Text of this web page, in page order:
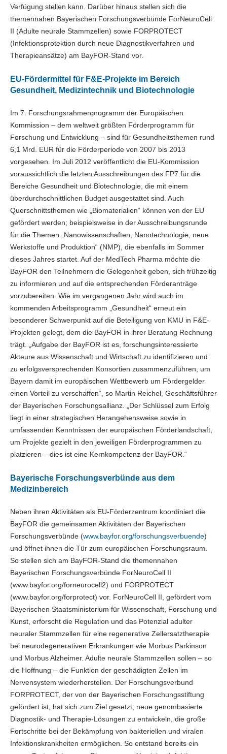
Verfügung stellen kann. Darüber hinaus stellen sich die
themennahen Bayerischen Forschungsverbünde ForNeuroCell
II (Adulte neurale Stammzellen) sowie FORPROTECT
(Infektionsprotektion durch neue Diagnostikverfahren und
Therapieansätze) am BayFOR-Stand vor.
EU-Fördermittel für F&E-Projekte im Bereich
Gesundheit, Medizintechnik und Biotechnologie
Im 7. Forschungsrahmenprogramm der Europäischen
Kommission – dem weltweit größten Förderprogramm für
Forschung und Entwicklung – sind für Gesundheitsthemen rund
6,1 Mrd. EUR für die Förderperiode von 2007 bis 2013
vorgesehen. Im Juli 2012 veröffentlicht die EU-Kommission
voraussichtlich die letzten Ausschreibungen des FP7 für die
Bereiche Gesundheit und Biotechnologie, die mit einem
überdurchschnittlichen Budget ausgestattet sind. Auch
Querschnittsthemen wie „Biomaterialien“ können von der EU
gefördert werden; beispielsweise in der Ausschreibungsrunde
für die Themen „Nanowissenschaften, Nanotechnologie, neue
Werkstoffe und Produktion“ (NMP), die ebenfalls im Sommer
dieses Jahres startet. Auf der MedTech Pharma möchte die
BayFOR den Teilnehmern die Gelegenheit geben, sich frühzeitig
zu informieren und auf die entsprechenden Förderanträge
vorzubereiten. Wie im vergangenen Jahr wird auch im
kommenden Arbeitsprogramm „Gesundheit“ erneut ein
besonderer Schwerpunkt auf die Beteiligung von KMU in F&E-
Projekten gelegt, dem die BayFOR in ihrer Beratung Rechnung
trägt. „Aufgabe der BayFOR ist es, forschungsinteressierte
Akteure aus Wissenschaft und Wirtschaft zu identifizieren und
zu erfolgsversprechenden Konsortien zusammenzuführen, um
Bayern damit im europäischen Wettbewerb um Fördergelder
einen Vorteil zu verschaffen“, so Martin Reichel, Geschäftsführer
der Bayerischen Forschungsallianz. „Der Schlüssel zum Erfolg
liegt in einer strategischen Herangehensweise sowie in
umfassenden Kenntnissen der europäischen Förderlandschaft,
um Projekte gezielt in den jeweiligen Förderprogrammen zu
platzieren – dies ist eine Kernkompetenz der BayFOR.“
Bayerische Forschungsverbünde aus dem
Medizinbereich
Neben ihren Aktivitäten als EU-Förderzentrum koordiniert die
BayFOR die gemeinsamen Aktivitäten der Bayerischen
Forschungsverbünde (www.bayfor.org/forschungsverbuende)
und öffnet ihnen die Tür zum europäischen Forschungsraum.
So stellen sich am BayFOR-Stand die themennahen
Bayerischen Forschungsverbünde ForNeuroCell II
(www.bayfor.org/forneurocell2) und FORPROTECT
(www.bayfor.org/forprotect) vor. ForNeuroCell II, gefördert vom
Bayerischen Staatsministerium für Wissenschaft, Forschung und
Kunst, erforscht die Regulation und das Potenzial adulter
neuraler Stammzellen für eine regenerative Zellersatztherapie
bei neurodegenerativen Erkrankungen wie Morbus Parkinson
und Morbus Alzheimer. Adulte neurale Stammzellen sollen – so
die Hoffnung – die Funktion der geschädigten Zellen im
Nervensystem wiederherstellen. Der Forschungsverbund
FORPROTECT, der von der Bayerischen Forschungsstiftung
gefördert ist, hat sich zum Ziel gesetzt, neue genombasierte
Diagnostik- und Therapie-Lösungen zu entwickeln, die große
Fortschritte bei der Bekämpfung von bakteriellen und viralen
Infektionskrankheiten ermöglichen. So entstand bereits ein